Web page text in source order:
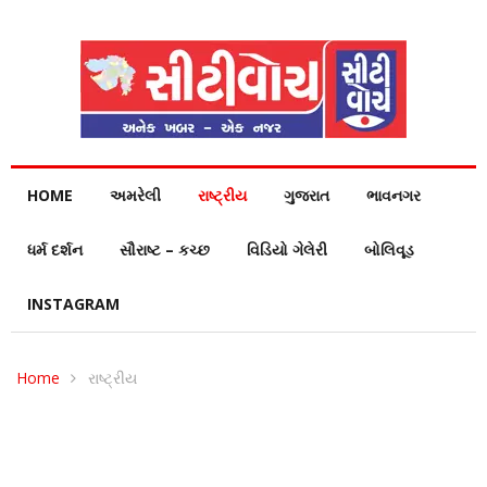
HOME અમરેલી રાષ્ટ્રીય ગુજરાત ભાવનગર
ધર્મ દર્શન સૌરાષ્ટ – કચ્છ વિડિયો ગેલેરી બોલિવૂડ
INSTAGRAM
Home રાષ્ટ્રીય